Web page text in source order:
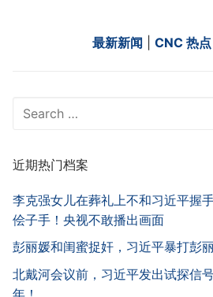
最新新闻 CNC 热点
Search
近期热门档案
李克强女儿在葬礼上不和习近平握
侩子手！央视不敢播出画面
彭丽媛和闺蜜捉奸，习近平暴打彭
北戴河会议前，习近平发出试探信
年！